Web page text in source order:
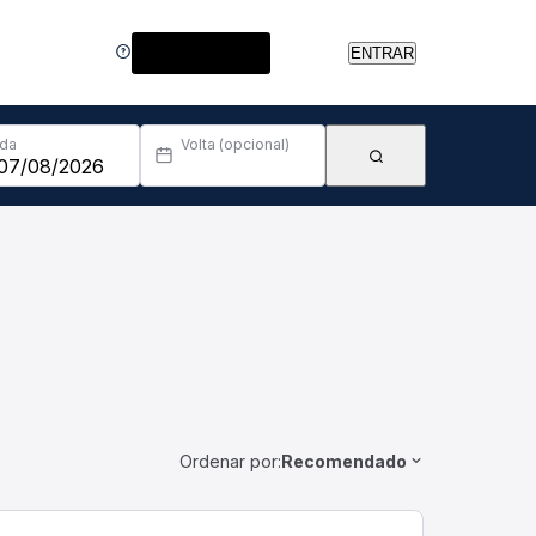
ENTRAR
Volta (opcional)
Ordenar por:Recomendado